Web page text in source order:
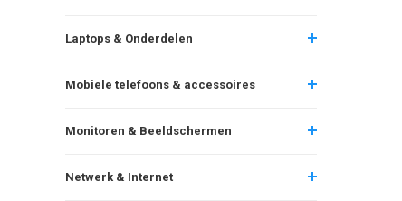
Laptops & Onderdelen
Mobiele telefoons & accessoires
Monitoren & Beeldschermen
Netwerk & Internet